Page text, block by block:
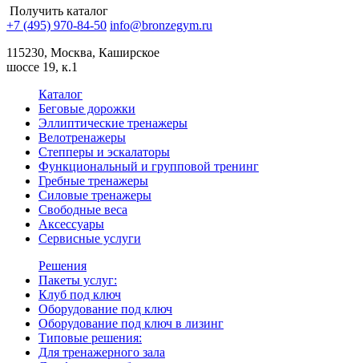
Получить каталог
+7 (495) 970-84-50 info@bronzegym.ru
115230, Москва, Каширское
шоссе 19, к.1
Каталог
Беговые дорожки
Эллиптические тренажеры
Велотренажеры
Степперы и эскалаторы
Функциональный и групповой тренинг
Гребные тренажеры
Силовые тренажеры
Свободные веса
Аксессуары
Сервисные услуги
Решения
Пакеты услуг:
Клуб под ключ
Оборудование под ключ
Оборудование под ключ в лизинг
Типовые решения:
Для тренажерного зала